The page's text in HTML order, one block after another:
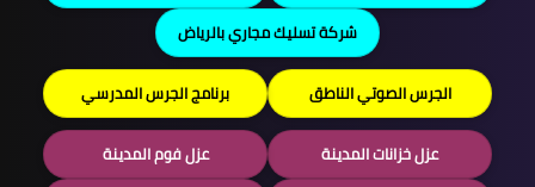
شركة تسليك مجاري بالرياض
الجرس الصوتي الناطق برنامج الجرس المدرسي
عزل خزانات المدينة
عزل فوم المدينة